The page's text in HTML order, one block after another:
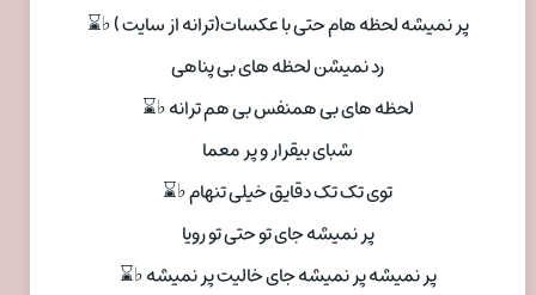
پر نمیشه لحظه هام حتی با عکسات(ترانه از سایت ) ♭⌛
رد نمیشن لحظه های بی پناهی
لحظه های بی همنفس بی هم ترانه ♭⌛
شبای بیقرار و پر معما
توی تک تک دقایق خیلی تنهام ♭⌛
پر نمیشه جای تو حتی تو رویا
پر نمیشه پر نمیشه جای خالیت پر نمیشه ♭⌛